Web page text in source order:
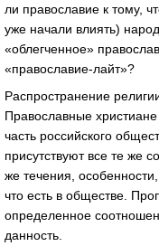
ли православие к тому,
уже начали влиять)
«облегченное»
«православие-лайт»?
Распространение
Православные
часть российского
присутствуют все те же
же течения,
что есть в обществе.
определенное
данность.